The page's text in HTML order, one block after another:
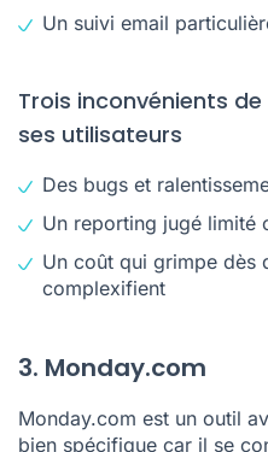
Un suivi email
Trois inconvénients de
ses utilisateurs
Des bugs et
Un reporting jugé limité
Un coût qui grimpe dès
complexifient
3. Monday.com
Monday.com est un outil
bien spécifique car il se